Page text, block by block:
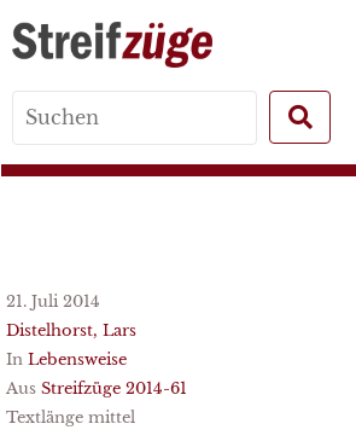
for:
21. Juli 2014
Distelhorst, Lars
In Lebensweise
Aus Streifzüge 2014-61
Textlänge mittel